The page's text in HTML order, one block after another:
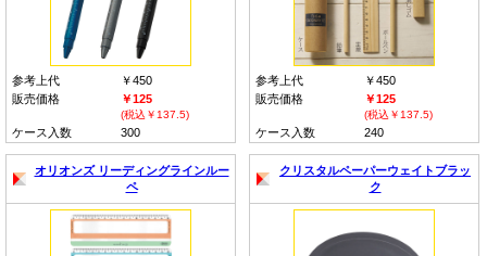
参考上代
￥450
販売価格
￥125
(税込￥137.5)
ケース入数 300
参考上代
￥450
販売価格
￥125
(税込￥137.5)
ケース入数 240
オリオンズ リーディングラインルー
ペ
クリスタルペーパーウェイトブラッ
ク